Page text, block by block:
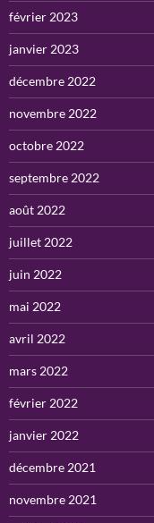
février 2023
janvier 2023
décembre 2022
novembre 2022
octobre 2022
septembre 2022
août 2022
juillet 2022
juin 2022
mai 2022
avril 2022
mars 2022
février 2022
janvier 2022
décembre 2021
novembre 2021